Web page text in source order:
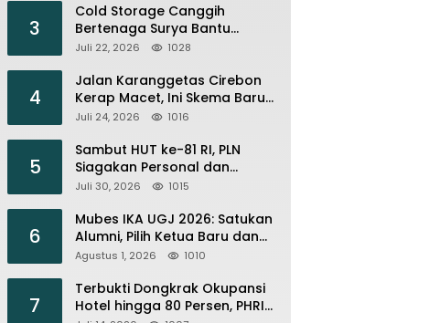
3
Cold Storage Canggih
Bertenaga Surya Bantu
Nelayan Citemu Pangkas
Juli 22, 2026 1028
4
Jalan Karanggetas Cirebon
Kerap Macet, Ini Skema Baru
yang Disiapkan Dishub
Juli 24, 2026 1016
5
Sambut HUT ke-81 RI, PLN
Siagakan Personal dan
Optimalkan Keandalan
Juli 30, 2026 1015
6
Mubes IKA UGJ 2026: Satukan
Alumni, Pilih Ketua Baru dan
Perkuat Jejaring
Agustus 1, 2026 1010
7
Terbukti Dongkrak Okupansi
Hotel hingga 80 Persen, PHRI :